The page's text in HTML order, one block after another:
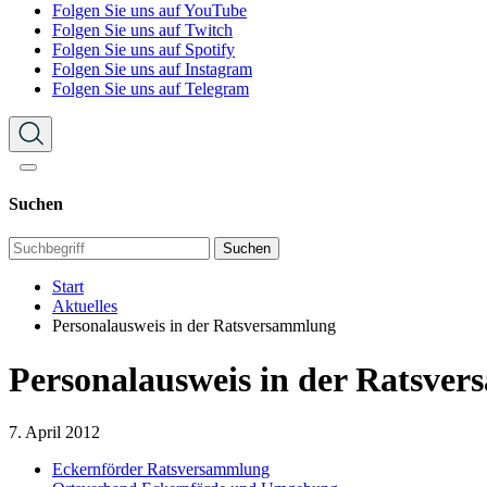
Folgen Sie uns auf YouTube
Folgen Sie uns auf Twitch
Folgen Sie uns auf Spotify
Folgen Sie uns auf Instagram
Folgen Sie uns auf Telegram
Suchen
Suchen
Start
Aktuelles
Personalausweis in der Ratsversammlung
Personalausweis in der
7. April 2012
Eckernförder Ratsversammlung